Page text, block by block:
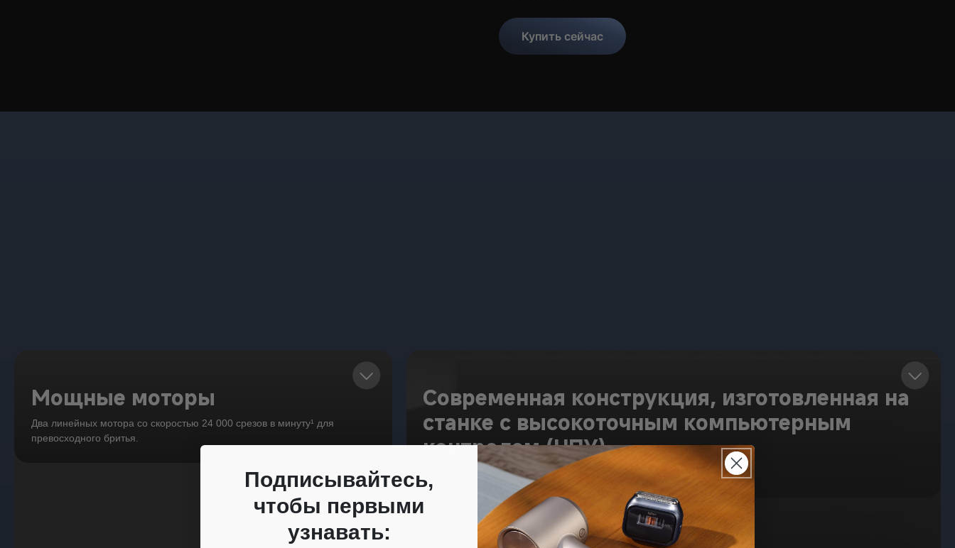
Купить сейчас
Мощные моторы
Два линейных мотора со скоростью 24 000 срезов в минуту¹ для
превосходного бритья.
Современная конструкция, изготовленная на
станке с высокоточным компьютерным
контролем (ЧПУ)
Цельный корпус выглядит современно и приятен на ощупь.
Подписывайтесь,
чтобы первыми
узнавать: